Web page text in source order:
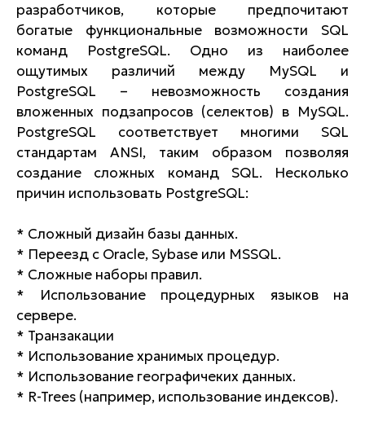
разработчиков, которые предпочитают
богатые функциональные возможности SQL
команд PostgreSQL. Одно из наиболее
ощутимых различий между MySQL и
PostgreSQL – невозможность создания
вложенных подзапросов (селектов) в MySQL.
PostgreSQL соответствует многими SQL
стандартам ANSI, таким образом позволяя
создание сложных команд SQL. Несколько
причин использовать PostgreSQL:
* Сложный дизайн базы данных.
* Переезд с Oracle, Sybase или MSSQL.
* Сложные наборы правил.
* Использование процедурных языков на
сервере.
* Транзакации
* Использование хранимых процедур.
* Использование географичеких данных.
* R-Trees (например, использование индексов).